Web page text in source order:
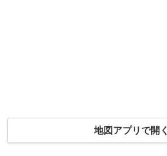
地図アプリで開く